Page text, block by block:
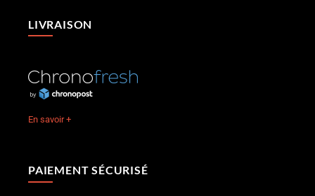
LIVRAISON
En savoir +
PAIEMENT SÉCURISÉ